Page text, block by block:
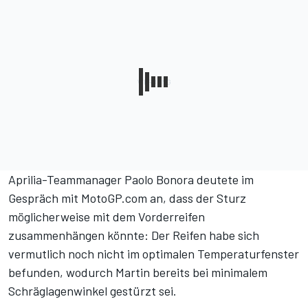
Aprilia-Teammanager Paolo Bonora deutete im
Gespräch mit MotoGP.com an, dass der Sturz
möglicherweise mit dem Vorderreifen
zusammenhängen könnte: Der Reifen habe sich
vermutlich noch nicht im optimalen Temperaturfenster
befunden, wodurch Martin bereits bei minimalem
Schräglagenwinkel gestürzt sei.